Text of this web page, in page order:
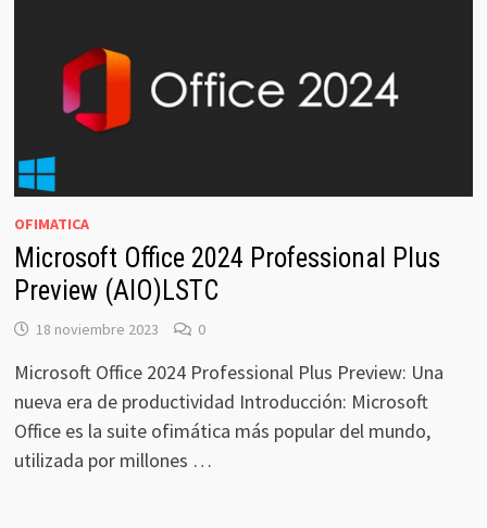
OFIMATICA
Microsoft Office 2024 Professional Plus
Preview (AIO)LSTC
18 noviembre 2023 0
Microsoft Office 2024 Professional Plus Preview: Una
nueva era de productividad Introducción: Microsoft
Office es la suite ofimática más popular del mundo,
utilizada por millones …